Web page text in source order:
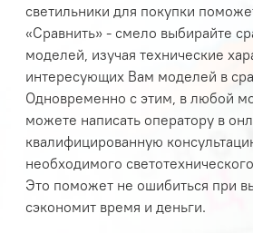
светильники для покупки
«Сравнить» - смело выбирайте
моделей, изучая технические
интересующих Вам моделей в
Одновременно с этим, в любой
можете написать оператору в
квалифицированную
необходимого
Это поможет не ошибиться при
сэкономит время и деньги.